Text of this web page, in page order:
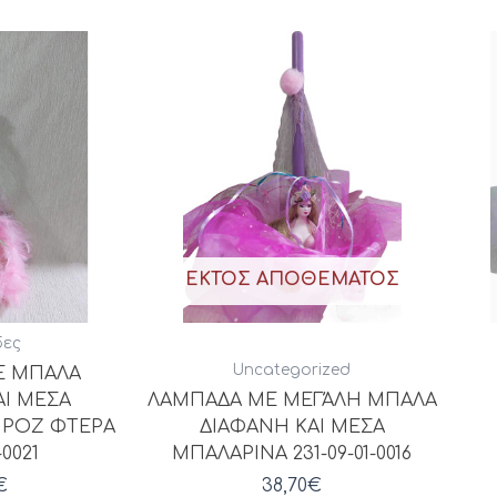
ΜΠΑΛΑ
ΜΕΣΑ
ΦΤΕΡΑ
ΕΚΤΌΣ ΑΠΟΘΈΜΑΤΟΣ
Uncategorized
ΛΑΜΠΑΔΑ ΜΕ ΜΕΓΆΛΗ ΜΠΑΛΑ
ΔΙΑΦΑΝΗ ΚΑΙ ΜΕΣΑ
ΜΠΑΛΑΡΙΝΑ 231-09-01-0016
38,70€